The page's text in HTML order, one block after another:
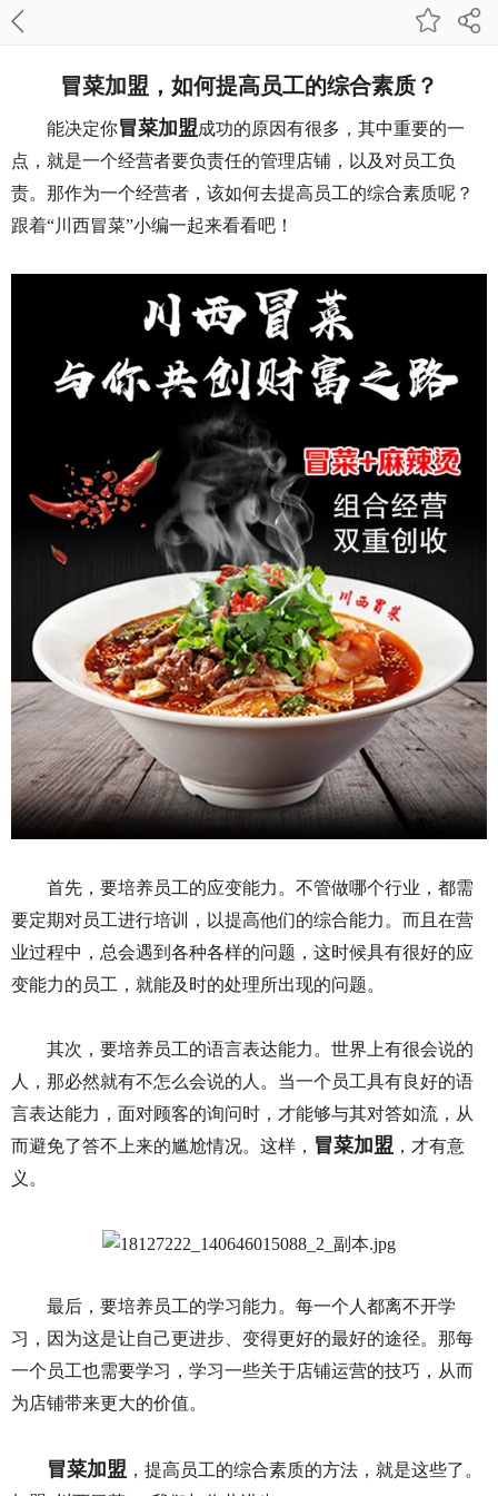
冒菜加盟，如何提高员工的综合素质？
能决定你冒菜加盟成功的原因有很多，其中重要的一
点，就是一个经营者要负责任的管理店铺，以及对员工负
责。那作为一个经营者，该如何去提高员工的综合素质呢？
跟着“川西冒菜”小编一起来看看吧！
首先，要培养员工的应变能力。不管做哪个行业，都需
要定期对员工进行培训，以提高他们的综合能力。而且在营
业过程中，总会遇到各种各样的问题，这时候具有很好的应
变能力的员工，就能及时的处理所出现的问题。
其次，要培养员工的语言表达能力。世界上有很会说的
人，那必然就有不怎么会说的人。当一个员工具有良好的语
言表达能力，面对顾客的询问时，才能够与其对答如流，从
而避免了答不上来的尴尬情况。这样， 冒菜加盟 ，才有意
义。
最后，要培养员工的学习能力。每一个人都离不开学
习，因为这是让自己更进步、变得更好的最好的途径。那每
一个员工也需要学习，学习一些关于店铺运营的技巧，从而
为店铺带来更大的价值。
冒菜加盟 ，提高员工的综合素质的方法，就是这些了。